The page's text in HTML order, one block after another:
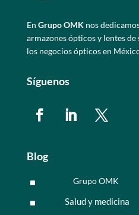
En Grupo OMKnos
armazones ópticos y lentes
los negocios ópticos en
Síguenos
Blog
^ Grupo OMK
^ Salud y medicina